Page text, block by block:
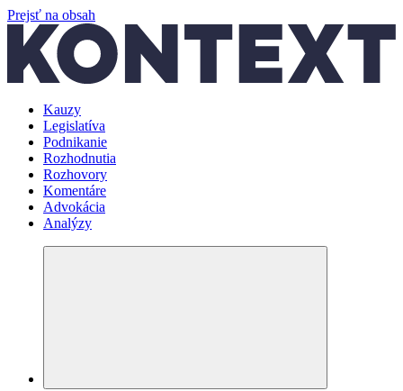
Prejsť na obsah
Kauzy
Legislatíva
Podnikanie
Rozhodnutia
Rozhovory
Komentáre
Advokácia
Analýzy